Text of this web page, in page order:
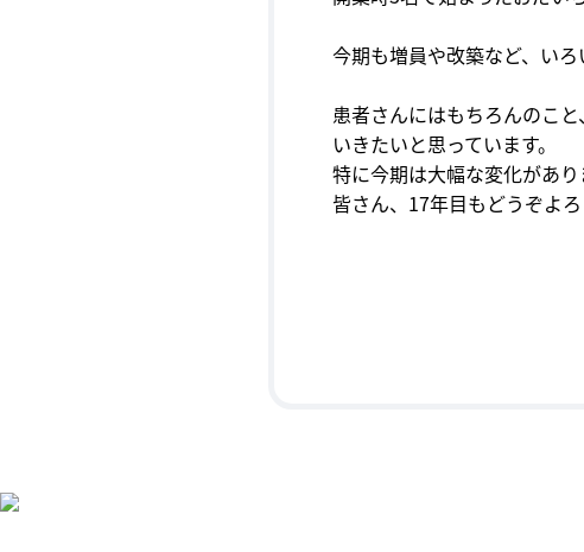
今期も増員や改築など、いろ
患者さんにはもちろんのこ
いきたいと思っています。
特に今期は大幅な変化があり
皆さん、 17年目もどうぞよろ